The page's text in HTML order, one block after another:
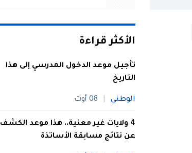
الأكثر قراءة
تأجيل موعد الدخول المدرسي إلى هذا
التاريخ
الوطني 08 أوت
4 ولايات غير معنية.. هذا موعد الكشف
عن نتائج مسابقة الأساتذة